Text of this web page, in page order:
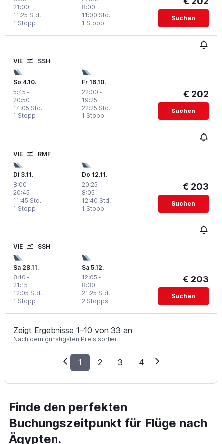
21:00
1 Stopp
11:25 Std.
8:00
1 Stopp
11:00 Std. Suchen
VIE SSH
So 4.10.
5:45 -
20:50
1 Stopp
14:05 Std.
Fr 16.10.
22:00 -
19:25
1 Stopp
22:25 Std.
€ 202
Suchen
VIE RMF
Di 3.11.
8:00 -
20:45
1 Stopp
11:45 Std.
Do 12.11.
20:25 -
8:05
1 Stopp
12:40 Std.
€ 203
Suchen
VIE SSH
Sa 28.11.
8:10 -
21:15
1 Stopp
12:05 Std.
Sa 5.12.
12:05 -
8:30
2 Stopps
21:25 Std.
€ 203
Suchen
Zeigt Ergebnisse 1–10 von 33 an
Nach dem günstigsten Preis sortiert
1 2 3 4
Finde den perfekten
Buchungszeitpunkt für Flüge nach
Ägypten.